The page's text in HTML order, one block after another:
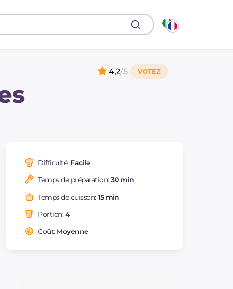
4,2/5
Difficulté: Facile
Temps de préparation:30 min
Temps de cuisson:15 min
Portion:4
Coût: Moyenne